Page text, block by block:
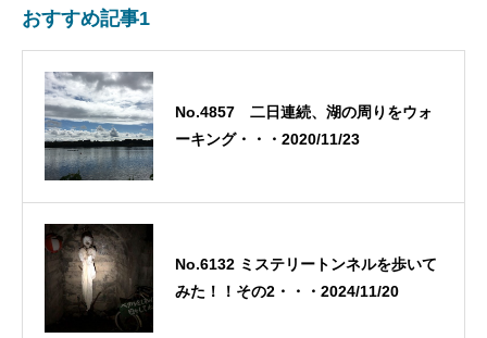
おすすめ記事1
No.4857 二日連続、湖の周りをウォ
ーキング・・・2020/11/23
No.6132 ミステリートンネルを歩いて
みた！！その2・・・2024/11/20